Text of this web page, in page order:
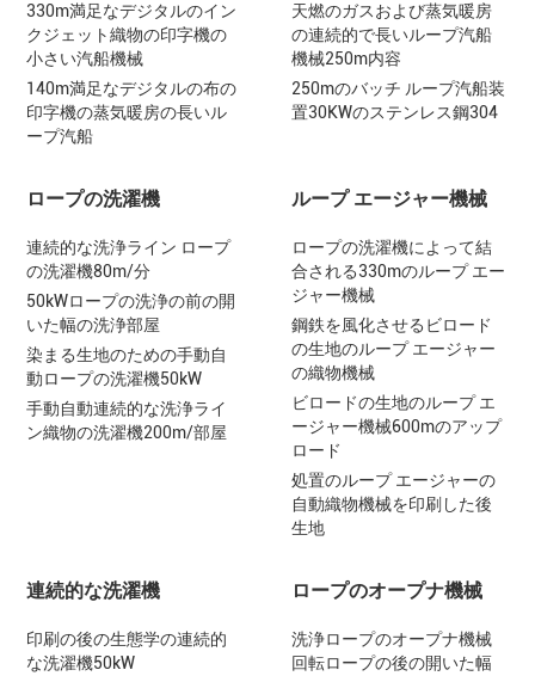
330m満足なデジタルのイン
クジェット織物の印字機の
小さい汽船機械
140m満足なデジタルの布の
印字機の蒸気暖房の長いル
ープ汽船
天燃のガスおよび蒸気暖房
の連続的で長いループ汽船
機械250m内容
250mのバッチ ループ汽船装
置30KWのステンレス鋼304
ロープの洗濯機
連続的な洗浄ライン ロープ
の洗濯機80m/分
50kWロープの洗浄の前の開
いた幅の洗浄部屋
染まる生地のための手動自
動ロープの洗濯機50kW
手動自動連続的な洗浄ライ
ン織物の洗濯機200m/部屋
ループ エージャー機械
ロープの洗濯機によって結
合される330mのループ エー
ジャー機械
鋼鉄を風化させるビロード
の生地のループ エージャー
の織物機械
ビロードの生地のループ エ
ージャー機械600mのアップ
ロード
処置のループ エージャーの
自動織物機械を印刷した後
生地
連続的な洗濯機
印刷の後の生態学の連続的
な洗濯機50kW
ロープのオープナ機械
洗浄ロープのオープナ機械
回転ロープの後の開いた幅